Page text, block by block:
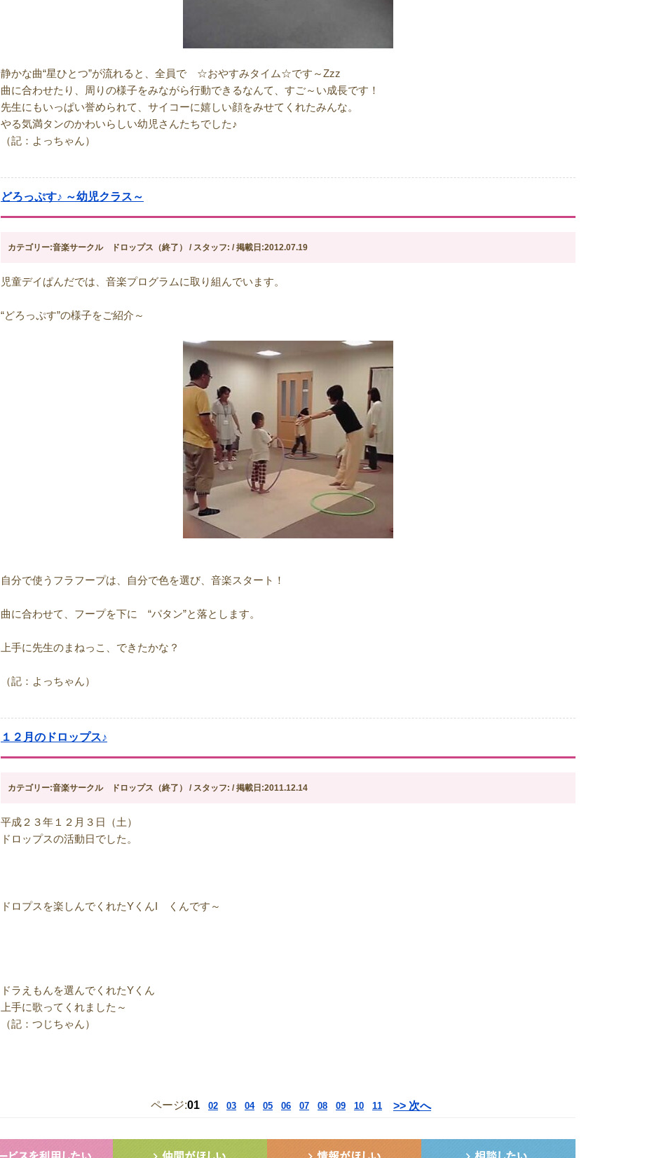
静かな曲“星ひとつ”が流れると、全員で ☆おやすみタイム☆です～Zzz
曲に合わせたり、周りの様子をみながら行動できるなんて、すご～い成長です！
先生にもいっぱい誉められて、サイコーに嬉しい顔をみせてくれたみんな。
やる気満タンのかわいらしい幼児さんたちでした♪
（記：よっちゃん）
どろっぷす♪ ～幼児クラス～
カテゴリー:音楽サークル ドロップス（終了） / スタッフ: / 掲載日:2012.07.19
児童デイぱんだでは、音楽プログラムに取り組んでいます。
“どろっぷす”の様子をご紹介～
自分で使うフラフープは、自分で色を選び、音楽スタート！
曲に合わせて、フープを下に “パタン”と落とします。
上手に先生のまねっこ、できたかな？
（記：よっちゃん）
１２月のドロップス♪
カテゴリー:音楽サークル ドロップス（終了） / スタッフ: / 掲載日:2011.12.14
平成２３年１２月３日（土）
ドロップスの活動日でした。
ドロプスを楽しんでくれたYくんI くんです～
ドラえもんを選んでくれたYくん
上手に歌ってくれました～
（記：つじちゃん）
ページ:01 02 03 04 05 06 07 08 09 10 11 >> 次へ